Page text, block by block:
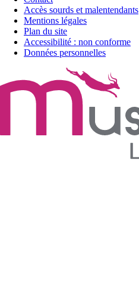
Accès sourds et malentendants
Mentions légales
Plan du site
Accessibilité : non conforme
Données personnelles